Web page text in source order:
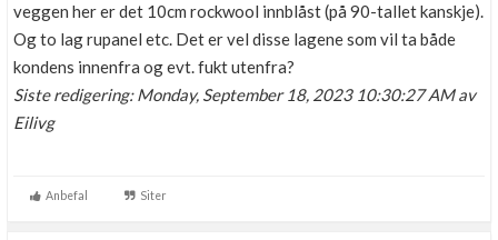
veggen her er det 10cm rockwool innblåst (på 90-tallet kanskje).
Og to lag rupanel etc. Det er vel disse lagene som vil ta både
kondens innenfra og evt. fukt utenfra?
Siste redigering: Monday, September 18, 2023 10:30:27 AM av
Eilivg
Anbefal Siter